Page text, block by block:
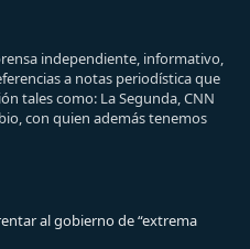
independiente, informativo,
a notas periodística que
tales como: La Segunda, CNN
con quien además tenemos
al gobierno de “extrema